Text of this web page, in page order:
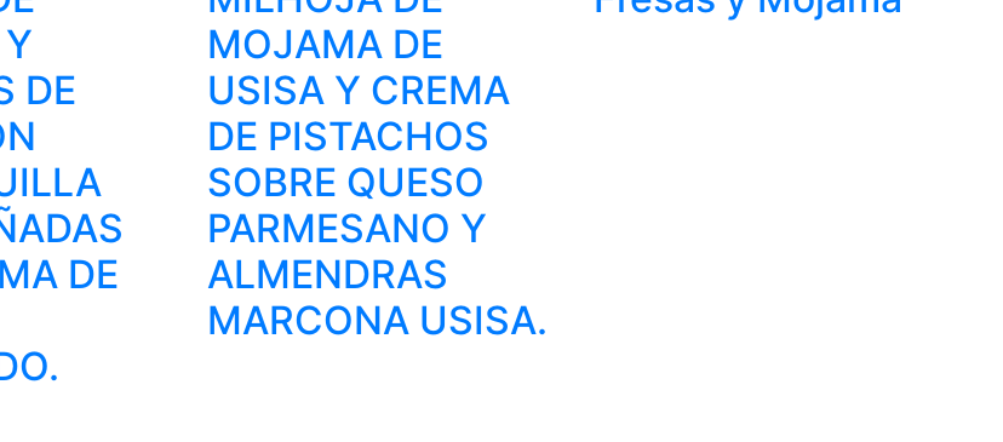
DE
DE
MOJAMA DE
USISA Y CREMA
DE PISTACHOS
SOBRE QUESO
PARMESANO Y
ALMENDRAS
MARCONA USISA.